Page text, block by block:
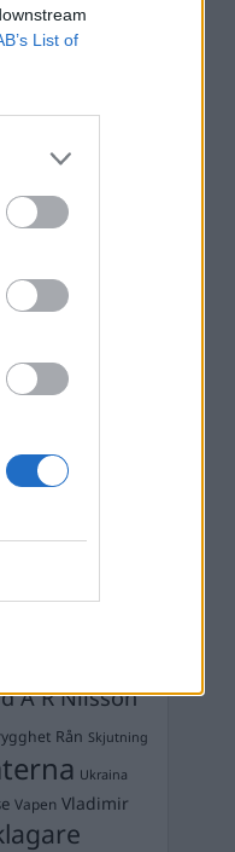
List of
NYHETSBREV
Börje
Mord
A R Nilsson
Rån Skjutning
Ukraina
Vapen Vladimir